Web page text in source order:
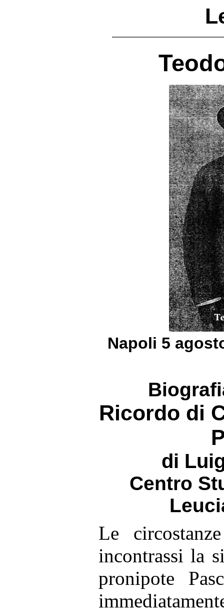
Napoli 5
Ricordo di
di
Centro
Le
incontrassi la
pronipote